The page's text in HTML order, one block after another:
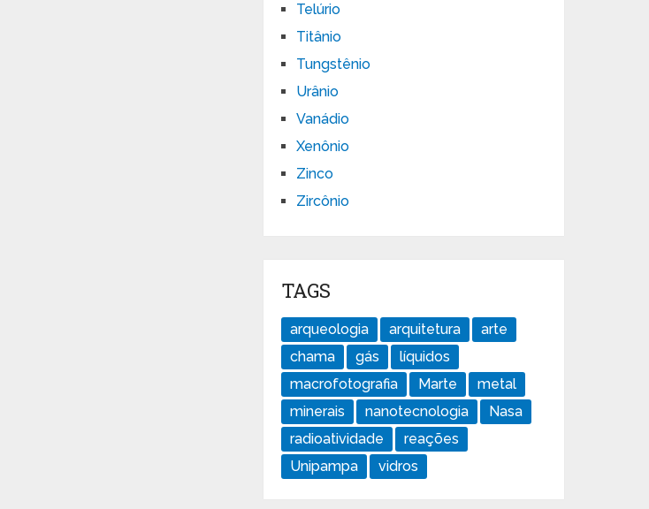
Telúrio
Titânio
Tungstênio
Urânio
Vanádio
Xenônio
Zinco
Zircônio
TAGS
arqueologia arquitetura
arte
chama
gás
líquidos
macrofotografia
Marte
metal
minerais
nanotecnologia
Nasa
radioatividade
reações
Unipampa
vidros